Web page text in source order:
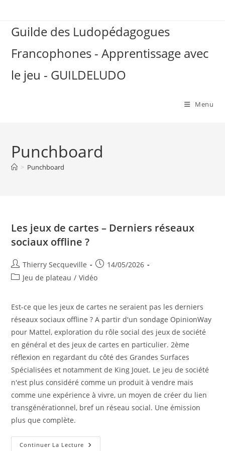
contentGuilde des Ludopédagogues
Francophones - Apprentissage avec
le jeu - GUILDELUDO
Menu
Punchboard
> Punchboard
Les jeux de cartes – Derniers réseaux
sociaux offline ?
Auteur/autrice
de
Thierry Secqueville
Publication
publiée :
14/05/2026
PostJeu de plateau / Vidéo
Est-ce que les jeux de cartes ne seraient pas les derniers
réseaux sociaux offline ? A partir d'un sondage OpinionWay
pour Mattel, exploration du rôle social des jeux de société
en général et des jeux de cartes en particulier. 2ème
réflexion en regardant du côté des Grandes Surfaces
Spécialisées et notamment de King Jouet. Le jeu de société
n'est plus considéré comme un produit à vendre mais
comme une expérience à vivre, un moyen de créer du lien
transgénérationnel, bref un réseau social. Une émission
plus que complète.
Continuer La Lecture Les